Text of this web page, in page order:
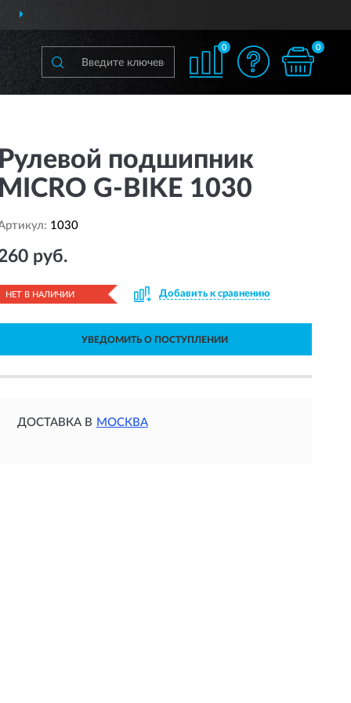
0 0
подшипник
G-BIKE 1030
1030
руб.
НЕТ В НАЛИЧИИ Добавить к сравнению
УВЕДОМИТЬ О ПОСТУПЛЕНИИ
ДОСТАВКА В МОСКВА